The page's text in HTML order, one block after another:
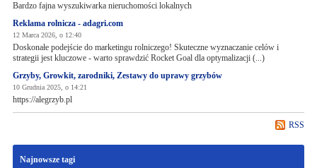
Bardzo fajna wyszukiwarka nieruchomości lokalnych
Reklama rolnicza - adagri.com
12 Marca 2026, o 12:40
Doskonałe podejście do marketingu rolniczego! Skuteczne wyznaczanie celów i
strategii jest kluczowe - warto sprawdzić Rocket Goal dla optymalizacji (...)
Grzyby, Growkit, zarodniki, Zestawy do uprawy grzybów
10 Grudnia 2025, o 14:21
https://alegrzyb.pl
RSS
Najnowsze tagi